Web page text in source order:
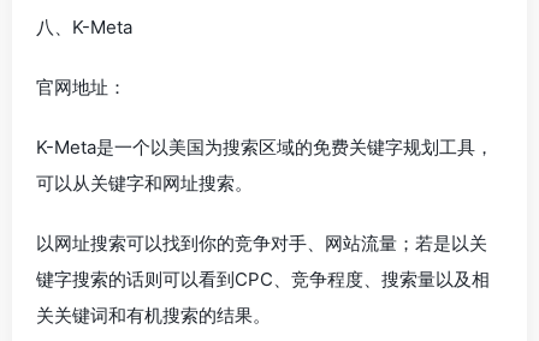
八、K-Meta
官网地址：
K-Meta是一个以美国为搜索区域的免费关键字规划工具，
可以从关键字和网址搜索。
以网址搜索可以找到你的竞争对手、网站流量；若是以关
键字搜索的话则可以看到CPC、竞争程度、搜索量以及相
关关键词和有机搜索的结果。